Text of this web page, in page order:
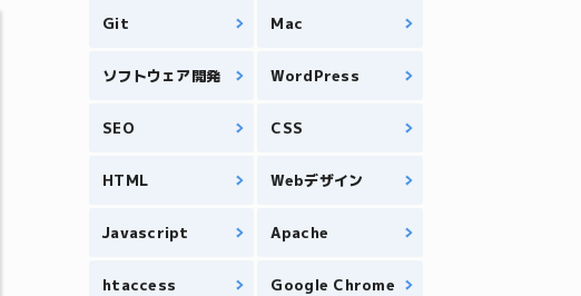
Git Mac
ソフトウェア開発 WordPress
SEO CSS
HTML Webデザイン
Javascript Apache
htaccess Google Chrome